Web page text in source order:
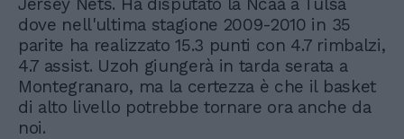
dove nell'ultima stagione 2009-2010 in 35
parite ha realizzato 15.3 punti con 4.7 rimbalzi,
4.7 assist. Uzoh giungerà in tarda serata a
Montegranaro, ma la certezza è che il basket
di alto livello potrebbe tornare ora anche da
noi.